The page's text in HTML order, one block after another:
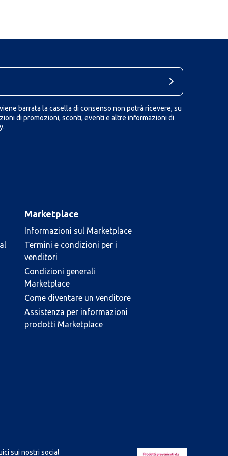
barrata la casella di consenso non potrà ricevere, su
di promozioni, sconti, eventi e altre informazioni di
Marketplace
Informazioni sul Marketplace
Termini e condizioni per i
venditori
Condizioni generali
Marketplace
Come diventare un venditore
Assistenza per informazioni
prodotti Marketplace
sui nostri social